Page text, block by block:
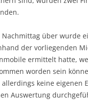
Nachmittag über wurde
der vorliegenden
ermittelt hatte,
worden sein
allerdings keine eigenen
Auswertung